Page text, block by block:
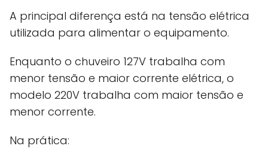
A principal diferença está na tensão elétrica
utilizada para alimentar o equipamento.
Enquanto o chuveiro 127V trabalha com
menor tensão e maior corrente elétrica, o
modelo 220V trabalha com maior tensão e
menor corrente.
Na prática: